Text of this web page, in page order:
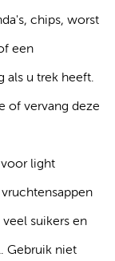
chips, worst
een
als u trek heeft.
of vervang deze
voor light
suikers en
Gebruik niet